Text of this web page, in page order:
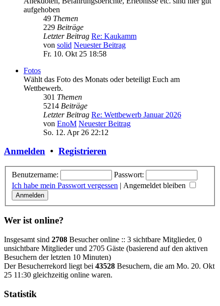
aufgehoben
49 Themen
229 Beiträge
Letzter Beitrag Re: Kaukamm
von solid Neuester Beitrag
Fr. 10. Okt 25 18:58
Fotos
Wählt das Foto des Monats oder beteiligt Euch am
Wettbewerb.
301 Themen
5214 Beiträge
Letzter Beitrag Re: Wettbewerb Januar 2026
von EnoM Neuester Beitrag
So. 12. Apr 26 22:12
Anmelden • Registrieren
Benutzername:
Passwort:
Ich habe mein Passwort vergessen | Angemeldet bleiben
Wer ist online?
Insgesamt sind 2708 Besucher online :: 3 sichtbare Mitglieder, 0
unsichtbare Mitglieder und 2705 Gäste (basierend auf den aktiven
Besuchern der letzten 10 Minuten)
Der Besucherrekord liegt bei 43528 Besuchern, die am Mo. 20. Okt
25 11:30 gleichzeitig online waren.
Statistik